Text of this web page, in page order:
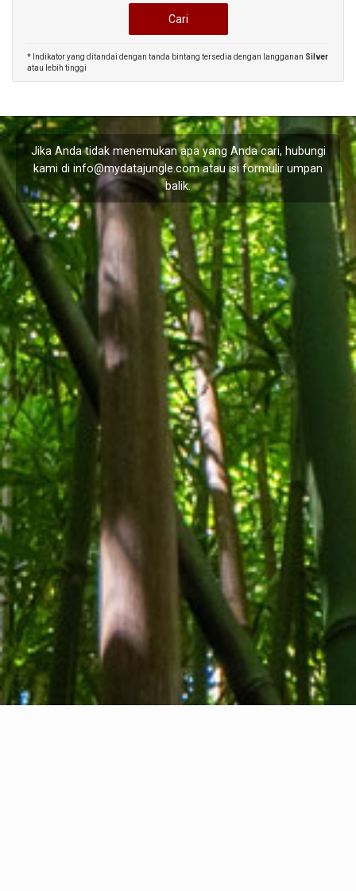
* Indikator yang ditandai dengan tanda bintang tersedia dengan langganan Silver
atau lebih tinggi
Jika Anda tidak menemukan apa yang Anda cari, hubungi
kami di info@mydatajungle.comatau isi formulir umpan
balik.